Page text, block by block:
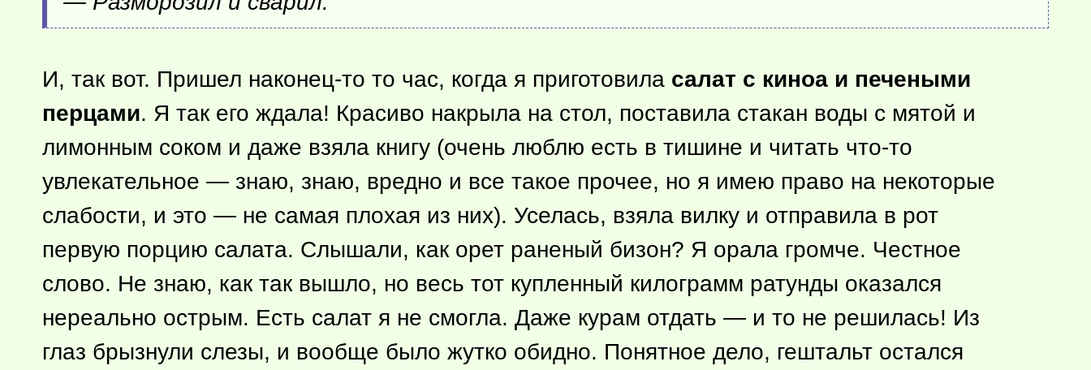
И, так вот. Пришел наконец-то то час, когда я приготовила салат с киноа и печеными
перцами. Я так его ждала! Красиво накрыла на стол, поставила стакан воды с мятой и
лимонным соком и даже взяла книгу (очень люблю есть в тишине и читать что-то
увлекательное — знаю, знаю, вредно и все такое прочее, но я имею право на некоторые
слабости, и это — не самая плохая из них). Уселась, взяла вилку и отправила в рот
первую порцию салата. Слышали, как орет раненый бизон? Я орала громче. Честное
слово. Не знаю, как так вышло, но весь тот купленный килограмм ратунды оказался
нереально острым. Есть салат я не смогла. Даже курам отдать — и то не решилась! Из
глаз брызнули слезы, и вообще было жутко обидно. Понятное дело, гештальт остался